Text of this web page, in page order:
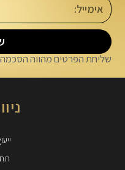
שליחת הפרטים מהווה